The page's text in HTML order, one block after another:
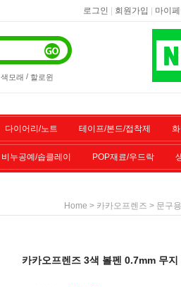
로그인 | 회원가입 | 마이페
색모래 / 할로윈
다이어리/노트 테이프/본드/접착제
비누공예/솝클레이 POP재료/우드락
Home > 카카오프렌즈 > 문구
카카오프렌즈 3색 볼펜 0.7mm 무지